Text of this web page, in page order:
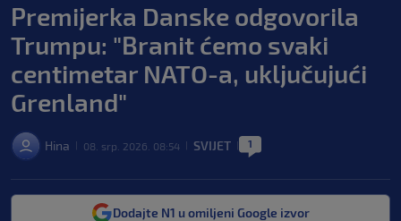
Premijerka Danske odgovorila
Trumpu: "Branit ćemo svaki
centimetar NATO-a, uključujući
Grenland"
Hina 08. srp. 2026. 08:54 SVIJET 1
Dodajte N1 u omiljeni Google izvor